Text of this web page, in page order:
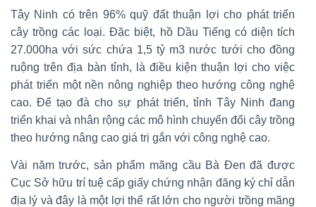
Tây Ninh có trên 96% quỹ đất thuận lợi cho phát triển
cây trồng các loại. Đặc biệt, hồ Dầu Tiếng có diện tích
27.000ha với sức chứa 1,5 tỷ m3 nước tưới cho đồng
ruộng trên địa bàn tỉnh, là điều kiện thuận lợi cho việc
phát triển một nền nông nghiệp theo hướng công nghệ
cao. Để tạo đà cho sự phát triển, tỉnh Tây Ninh đang
triển khai và nhân rộng các mô hình chuyển đổi cây trồng
theo hướng nâng cao giá trị gắn với công nghệ cao.
Vài năm trước, sản phẩm mãng cầu Bà Đen đã được
Cục Sở hữu trí tuệ cấp giấy chứng nhận đăng ký chỉ dẫn
địa lý và đây là một lợi thế rất lớn cho người trồng mãng